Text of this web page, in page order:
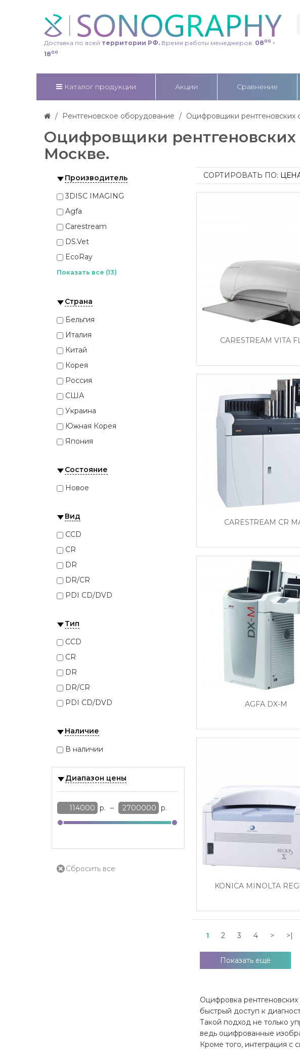
Доставка по всей территории РФ. Время работы менеджеров: 0800 -
1800
Каталог продукции Акции Cравнение
Рентгеновское оборудование Оцифровщики рентгеновских
Оцифровщики рентгеновских
Москве.
Производитель
3DISC IMAGING
Agfa
Carestream
DS.Vet
EcoRay
Fujifilm
Italray
Konica Minolta
Medonica
PIXXGEN
PZ MEDICAL
Rayence
Samsung
Samsung Medison
Vieworks
РЕЦИС
Показать все (13)
Страна
Бельгия
Италия
Китай
Корея
Россия
США
Украина
Южная Корея
Япония
Состояние
Новое
Вид
CCD
CR
DR
DR/CR
PDI CD/DVD
Тип
CCD
CR
DR
DR/CR
PDI CD/DVD
Наличие
В наличии
Диапазон цены
р. – р.
СОРТИРОВАТЬ ПО:
CARESTREAM VITA
CARESTREAM CR
AGFA DX-M
KONICA MINOLTA
1 2 3 4 > >|
Показать ещё
Оцифровка
быстрый доступ к
Такой подход не только
ведь оцифрованные
Кроме того, интеграция с